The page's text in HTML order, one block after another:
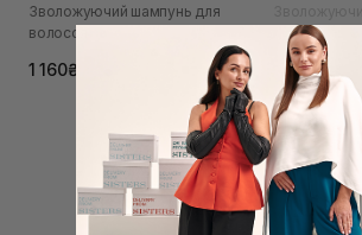
Зволожуючий шампунь для
волосся
1 160₴
волосся
2 639₴